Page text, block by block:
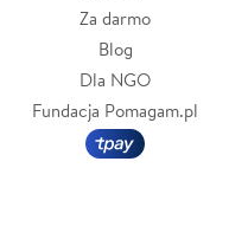
Za darmo
Blog
Dla NGO
Fundacja Pomagam.pl